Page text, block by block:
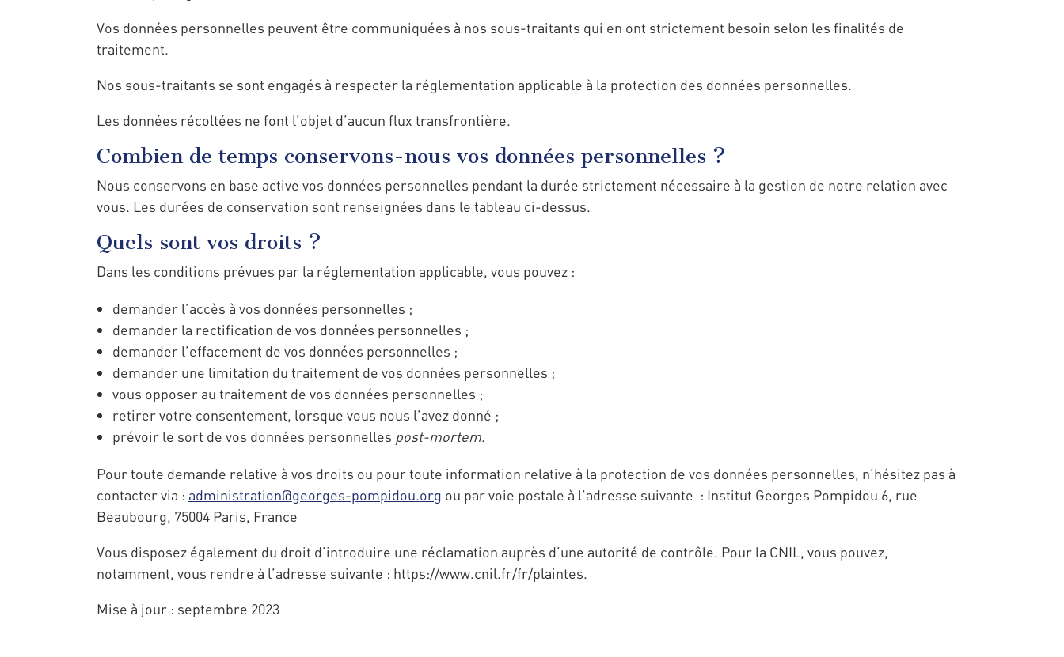
Vos données personnelles peuvent être communiquées à nos sous-traitants qui en ont strictement besoin selon les finalités de
traitement.
Nos sous-traitants se sont engagés à respecter la réglementation applicable à la protection des données personnelles.
Les données récoltées ne font l’objet d’aucun flux transfrontière.
Combien de temps conservons-nous vos données personnelles ?
Nous conservons en base active vos données personnelles pendant la durée strictement nécessaire à la gestion de notre relation avec
vous. Les durées de conservation sont renseignées dans le tableau ci-dessus.
Quels sont vos droits ?
Dans les conditions prévues par la réglementation applicable, vous pouvez :
demander l’accès à vos données personnelles ;
demander la rectification de vos données personnelles ;
demander l’effacement de vos données personnelles ;
demander une limitation du traitement de vos données personnelles ;
vous opposer au traitement de vos données personnelles ;
retirer votre consentement, lorsque vous nous l’avez donné ;
prévoir le sort de vos données personnelles post-mortem.
Pour toute demande relative à vos droits ou pour toute information relative à la protection de vos données personnelles, n’hésitez pas à
contacter via : administration@georges-pompidou.org ou par voie postale à l’adresse suivante : Institut Georges Pompidou 6, rue
Beaubourg, 75004 Paris, France
Vous disposez également du droit d’introduire une réclamation auprès d’une autorité de contrôle. Pour la CNIL, vous pouvez,
notamment, vous rendre à l’adresse suivante : https://www.cnil.fr/fr/plaintes.
Mise à jour : septembre 2023